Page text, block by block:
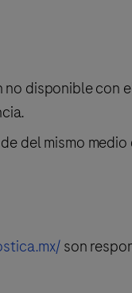
disponible con
del mismo
son